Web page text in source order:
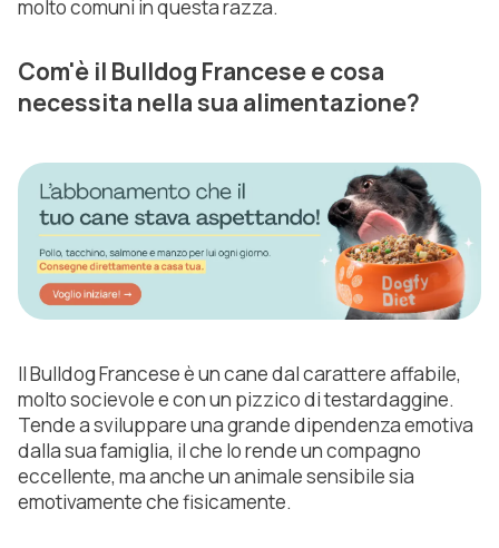
molto comuni in questa razza.
Com'è il Bulldog Francese e cosa
necessita nella sua alimentazione?
Il Bulldog Francese è un cane dal carattere affabile,
molto socievole e con un pizzico di testardaggine.
Tende a sviluppare una grande dipendenza emotiva
dalla sua famiglia, il che lo rende un compagno
eccellente, ma anche un animale sensibile sia
emotivamente che fisicamente.